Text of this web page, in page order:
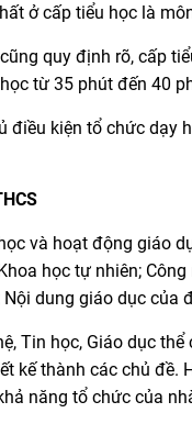
ở cấp tiểu học là
quy định rõ, cấp
từ 35 phút đến 40
điều kiện tổ chức dạy
và hoạt động giáo
học tự nhiên;
dung giáo dục của
Tin học, Giáo dục
kế thành các chủ đề.
năng tổ chức của